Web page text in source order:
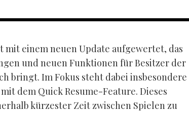
mit einem neuen Update aufgewertet, das
und neuen Funktionen für Besitzer der
bringt. Im Fokus steht dabei insbesondere
dem Quick Resume-Feature. Dieses
kürzester Zeit zwischen Spielen zu